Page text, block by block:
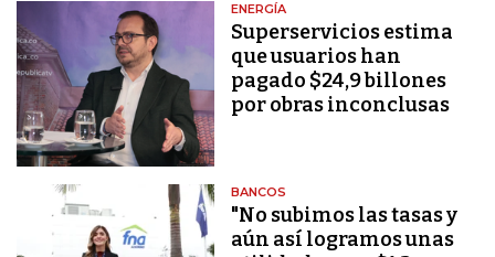
ENERGÍA
Superservicios estima
que usuarios han
pagado $24,9 billones
por obras inconclusas
BANCOS
"No subimos las tasas y
aún así logramos unas